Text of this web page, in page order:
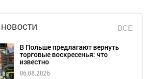
ВСЕ
В Польше предлагают вернуть
торговые воскресенья: что
известно
06.08.2026